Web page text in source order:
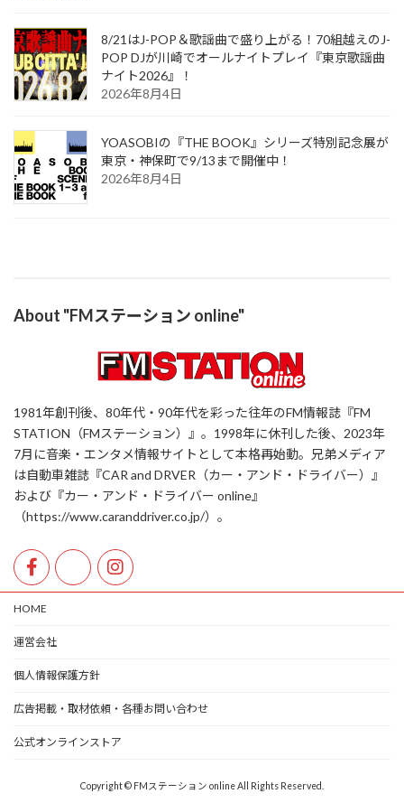
8/21はJ-POP＆歌謡曲で盛り上がる！70組越えのJ-
POP DJが川崎でオールナイトプレイ『東京歌謡曲
ナイト2026』！
2026年8月4日
YOASOBIの『THE BOOK』シリーズ特別記念展が
東京・神保町で9/13まで開催中！
2026年8月4日
About "FMステーション online"
1981年創刊後、80年代・90年代を彩った往年のFM情報誌『FM
STATION（FMステーション）』。1998年に休刊した後、2023年
7月に音楽・エンタメ情報サイトとして本格再始動。兄弟メディア
は自動車雑誌『CAR and DRVER（カー・アンド・ドライバー）』
および『カー・アンド・ドライバー online』
（https://www.caranddriver.co.jp/）。
HOME
運営会社
個人情報保護方針
広告掲載・取材依頼・各種お問い合わせ
公式オンラインストア
Copyright © FMステーション online All Rights Reserved.